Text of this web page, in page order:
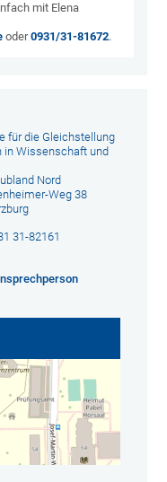
mit Elena
oder0931/31-81672.
für die Gleichstellung
in Wissenschaft und
Nord
Weg 38
31-82161